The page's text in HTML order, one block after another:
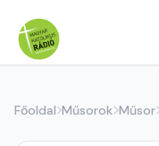
Főoldal Műsorok Műsor